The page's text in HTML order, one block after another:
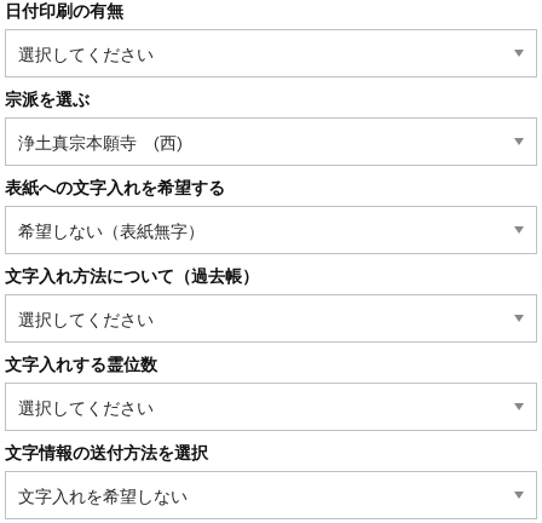
日付印刷の有無
宗派を選ぶ
表紙への文字入れを希望する
文字入れ方法について（過去帳）
文字入れする霊位数
文字情報の送付方法を選択